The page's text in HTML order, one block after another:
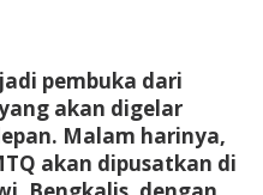
pembuka dari
akan digelar
Malam harinya,
akan dipusatkan di